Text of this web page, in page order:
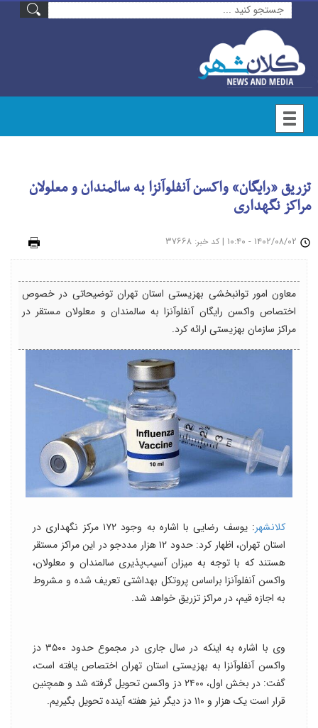
تزریق «رایگان» واکسن آنفلوآنزا به سالمندان و معلولان
مراکز نگهداری
| کد خبر: ۳۷۶۶۸
معاون امور توانبخشی بهزیستی استان تهران توضیحاتی در خصوص
اختصاص واکسن رایگان آنفلوآنزا به سالمندان و معلولان مستقر در
مراکز سازمان بهزیستی ارائه کرد.
کلانشهر
: یوسف رضایی با اشاره به وجود ۱۷۲ مرکز نگهداری در
استان تهران، اظهار کرد: حدود ۱۲ هزار مددجو در این مراکز مستقر
هستند که با توجه به میزان آسیب‌پذیری سالمندان و معلولان،
واکسن آنفلوآنزا براساس پروتکل‌ بهداشتی تعریف شده و مشروط
به اجازه قیم، در مراکز تزریق خواهد شد.
وی با اشاره به اینکه در سال جاری در مجموع حدود ۳۵۰۰ دز
واکسن آنفلوآنزا به بهزیستی استان تهران اختصاص یافته است،
گفت: در بخش اول، ۲۴۰۰ دز واکسن تحویل گرفته شد و همچنین
قرار است یک هزار و ۱۱۰ دز دیگر نیز هفته آینده تحویل بگیریم.